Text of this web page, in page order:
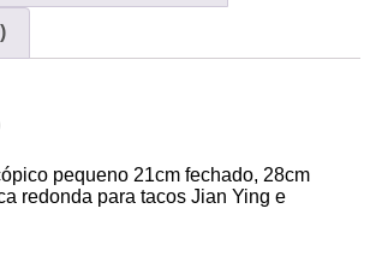
pequeno 21cm fechado, 28cm
redonda para tacos Jian Ying e